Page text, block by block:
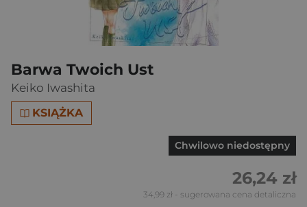
Barwa Twoich Ust
Keiko Iwashita
KSIĄŻKA
Chwilowo niedostępny
26,24 zł
34,99 zł - sugerowana cena detaliczna